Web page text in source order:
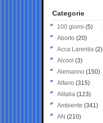
Categorie
100 giorni (5)
Aborto (20)
Acca Larentia (2)
Alcool (3)
Alemanno (150)
Alfano (315)
Alitalia (123)
Ambiente (341)
AN (210)